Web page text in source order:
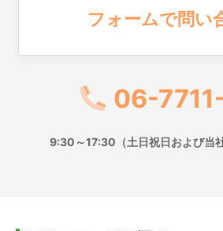
フォームで問い
06-
9:30～17:30（土日祝日および当